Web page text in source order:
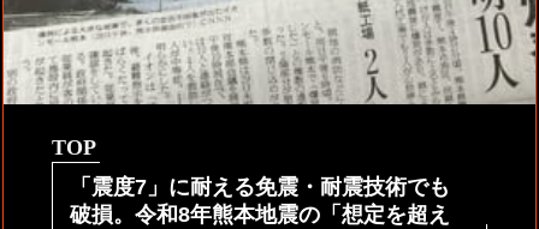
TOP
「震度7」に耐える免震・耐震技術でも
破損。令和8年熊本地震の「想定を超え